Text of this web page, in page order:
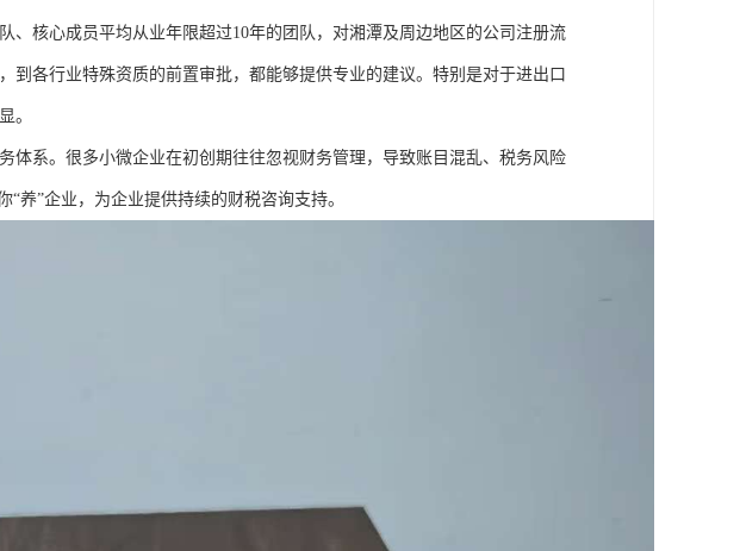
、核心成员平均从业年限超过10年的团队，对湘潭及周边地区的公司注册流
到各行业特殊资质的前置审批，都能够提供专业的建议。特别是对于进出口
。
体系。很多小微企业在初创期往往忽视财务管理，导致账目混乱、税务风险
养”企业，为企业提供持续的财税咨询支持。